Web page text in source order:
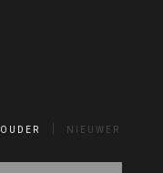
OUDER NIEUWER